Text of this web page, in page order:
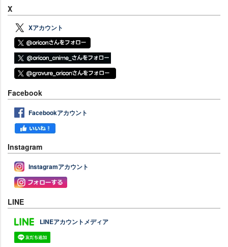
X
Xアカウント
Facebook
Facebookアカウント
Instagram
Instagramアカウント
LINE
LINEアカウントメディア